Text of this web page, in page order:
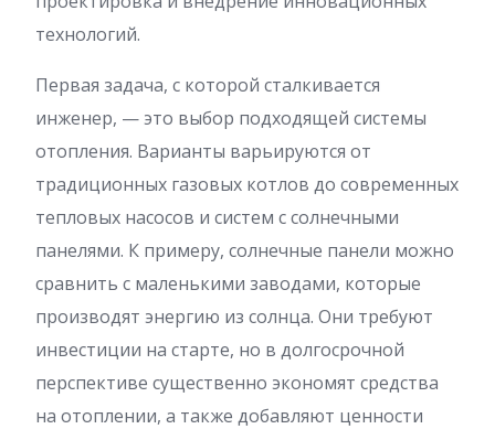
технологий.
Первая задача, с которой сталкивается
инженер, — это выбор подходящей системы
отопления. Варианты варьируются от
традиционных газовых котлов до современных
тепловых насосов и систем с солнечными
панелями. К примеру, солнечные панели можно
сравнить с маленькими заводами, которые
производят энергию из солнца. Они требуют
инвестиции на старте, но в долгосрочной
перспективе существенно экономят средства
на отоплении, а также добавляют ценности